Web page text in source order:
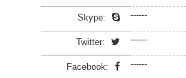
Skype: ------
Twitter: ------
Facebook: ------